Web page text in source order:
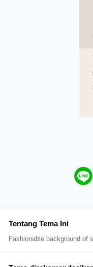
Tentang Tema Ini
Fashionable background of